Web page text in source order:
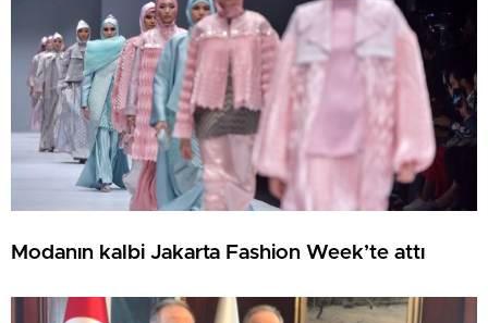
Modanın kalbi Jakarta Fashion Week’te attı